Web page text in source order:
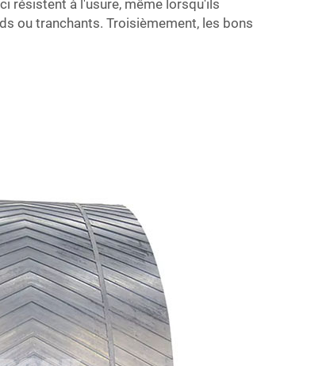
résistent à l'usure, même lorsqu'ils
ou tranchants. Troisièmement, les bons